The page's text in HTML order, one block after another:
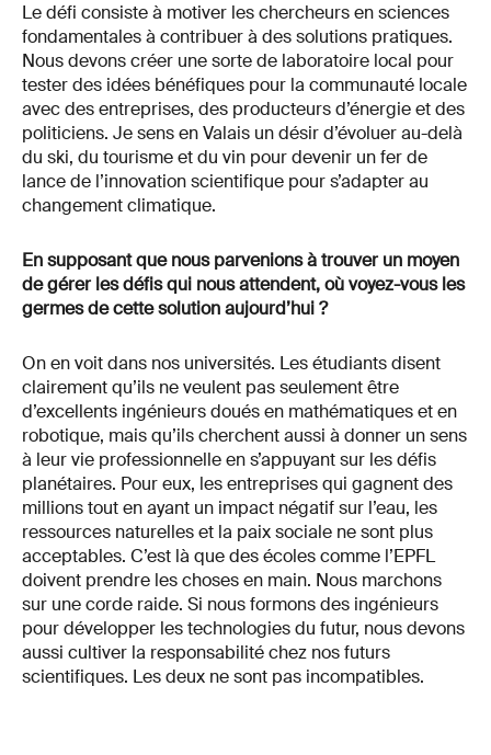
Le défi consiste à motiver les chercheurs en sciences
fondamentales à contribuer à des solutions pratiques.
Nous devons créer une sorte de laboratoire local pour
tester des idées bénéfiques pour la communauté locale
avec des entreprises, des producteurs d’énergie et des
politiciens. Je sens en Valais un désir d’évoluer au-delà
du ski, du tourisme et du vin pour devenir un fer de
lance de l’innovation scientifique pour s’adapter au
changement climatique.
En supposant que nous parvenions à trouver un moyen
de gérer les défis qui nous attendent, où voyez-vous les
germes de cette solution aujourd’hui ?
On en voit dans nos universités. Les étudiants disent
clairement qu’ils ne veulent pas seulement être
d’excellents ingénieurs doués en mathématiques et en
robotique, mais qu’ils cherchent aussi à donner un sens
à leur vie professionnelle en s’appuyant sur les défis
planétaires. Pour eux, les entreprises qui gagnent des
millions tout en ayant un impact négatif sur l’eau, les
ressources naturelles et la paix sociale ne sont plus
acceptables. C’est là que des écoles comme l’EPFL
doivent prendre les choses en main. Nous marchons
sur une corde raide. Si nous formons des ingénieurs
pour développer les technologies du futur, nous devons
aussi cultiver la responsabilité chez nos futurs
scientifiques. Les deux ne sont pas incompatibles.